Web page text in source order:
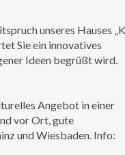
unseres Hauses
Sie ein innovatives
Ideen begrüßt wird.
Angebot in einer
vor Ort, gute
und Wiesbaden. Info: